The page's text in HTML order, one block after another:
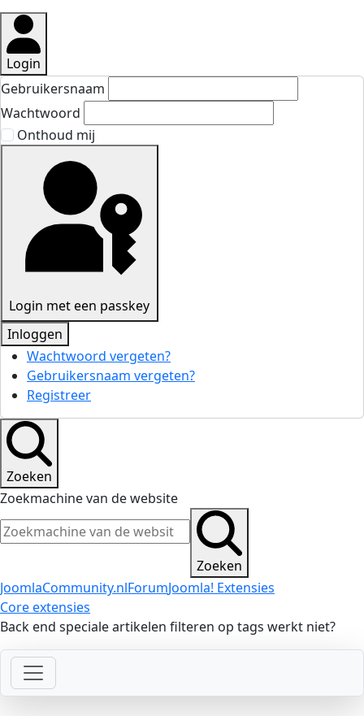
Login
Gebruikersnaam
Wachtwoord
Onthoud mij
Login met een passkey
Inloggen
Wachtwoord vergeten?
Gebruikersnaam vergeten?
Registreer
Zoeken
Zoekmachine van de website
Zoeken
JoomlaCommunity.nlForumJoomla! Extensies
Core extensies
Back end speciale artikelen filteren op tags werkt niet?